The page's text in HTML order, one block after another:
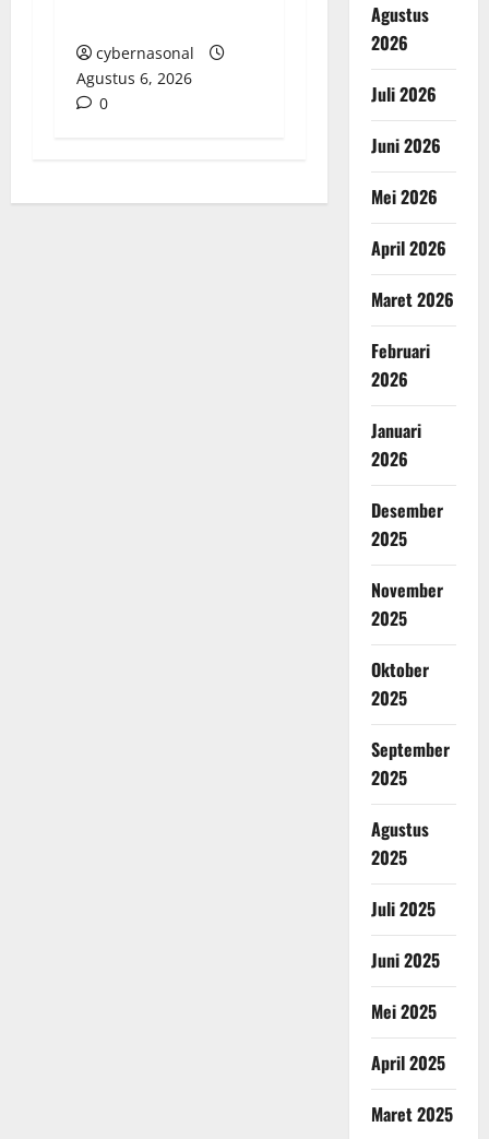
cybernasonal
Agustus 6, 2026
0
Agustus
2026
Juli 2026
Juni 2026
Mei 2026
April 2026
Maret 2026
Februari
2026
Januari
2026
Desember
2025
November
2025
Oktober
2025
September
2025
Agustus
2025
Juli 2025
Juni 2025
Mei 2025
April 2025
Maret 2025